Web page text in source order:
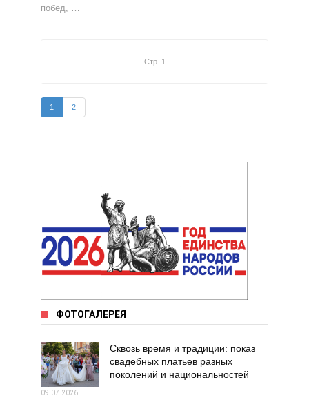
побед, …
Стр. 1
1 2
ФОТОГАЛЕРЕЯ
Сквозь время и традиции: показ
свадебных платьев разных
поколений и национальностей
09.07.2026